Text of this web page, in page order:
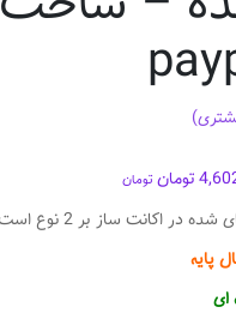
تومان تومان
اکانت ساز بر 2 نوع است؛
پایه
ای